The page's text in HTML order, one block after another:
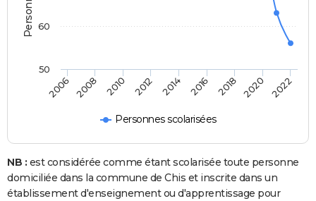
Personnes scolarisées
2006 2008 2010 2012 2014 2016 2018 2020 2022
50
60
NB : est considérée comme étant scolarisée toute personne
domiciliée dans la commune de Chis et inscrite dans un
établissement d'enseignement ou d'apprentissage pour